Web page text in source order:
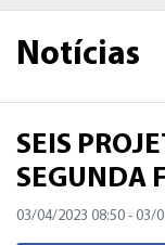
Notícias
SEIS
SEGUNDA
03/04/2023 08:50 - 03/